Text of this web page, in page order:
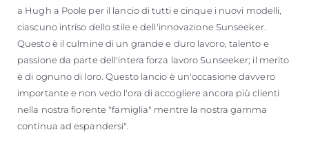
a Hugh a Poole per il lancio di tutti e cinque i nuovi modelli,
ciascuno intriso dello stile e dell'innovazione Sunseeker.
Questo è il culmine di un grande e duro lavoro, talento e
passione da parte dell'intera forza lavoro Sunseeker; il merito
è di ognuno di loro. Questo lancio è un'occasione davvero
importante e non vedo l'ora di accogliere ancora più clienti
nella nostra fiorente "famiglia" mentre la nostra gamma
continua ad espandersi".